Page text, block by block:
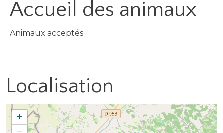
Accueil des animaux
Animaux acceptés
Localisation
+